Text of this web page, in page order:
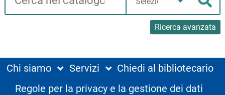
Ricerca avanzata
biblioteca
Chi siamo Servizi
Chiedi al bibliotecario
Regole per la privacy e la gestione dei dati